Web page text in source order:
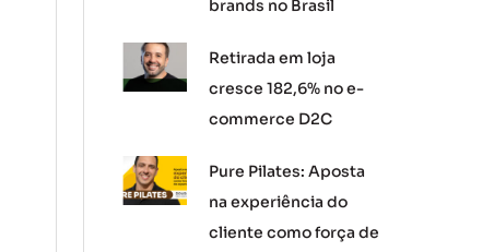
brands no Brasil
Retirada em loja
cresce 182,6% no e-
commerce D2C
Pure Pilates: Aposta
na experiência do
cliente como força de